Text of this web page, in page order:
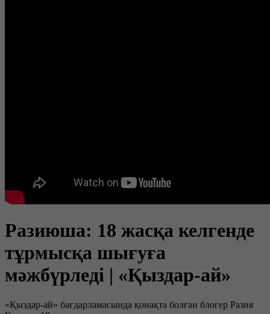
Разиюша: 18 жасқа келгенде
тұрмысқа шығуға
мәжбүрледі | «Қыздар-ай»
«Қыздар-ай» бағдарламасында қонақта болған блогер Разия